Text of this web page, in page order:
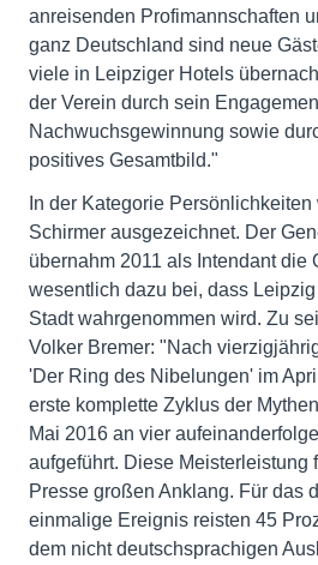
anreisenden Profimannschaften
ganz Deutschland sind neue
viele in Leipziger Hotels
der Verein durch sein
Nachwuchsgewinnung sowie
positives Gesamtbild."
In der Kategorie
Schirmer ausgezeichnet. Der
übernahm 2011 als Intendant die
wesentlich dazu bei, dass
Stadt wahrgenommen wird. Zu
Volker Bremer: "Nach
'Der Ring des Nibelungen' im
erste komplette Zyklus der
Mai 2016 an vier
aufgeführt. Diese Meisterleistung
Presse großen Anklang. Für das
einmalige Ereignis reisten 45
dem nicht deutschsprachigen